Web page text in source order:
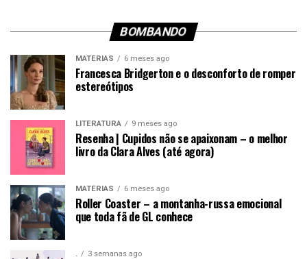
BOMBANDO
MATÉRIAS 6 meses ago
Francesca Bridgerton e o desconforto de romper
estereótipos
LITERATURA 9 meses ago
Resenha | Cupidos não se apaixonam – o melhor
livro da Clara Alves (até agora)
MATÉRIAS 6 meses ago
Roller Coaster – a montanha-russa emocional
que toda fã de GL conhece
. 3 semanas ago